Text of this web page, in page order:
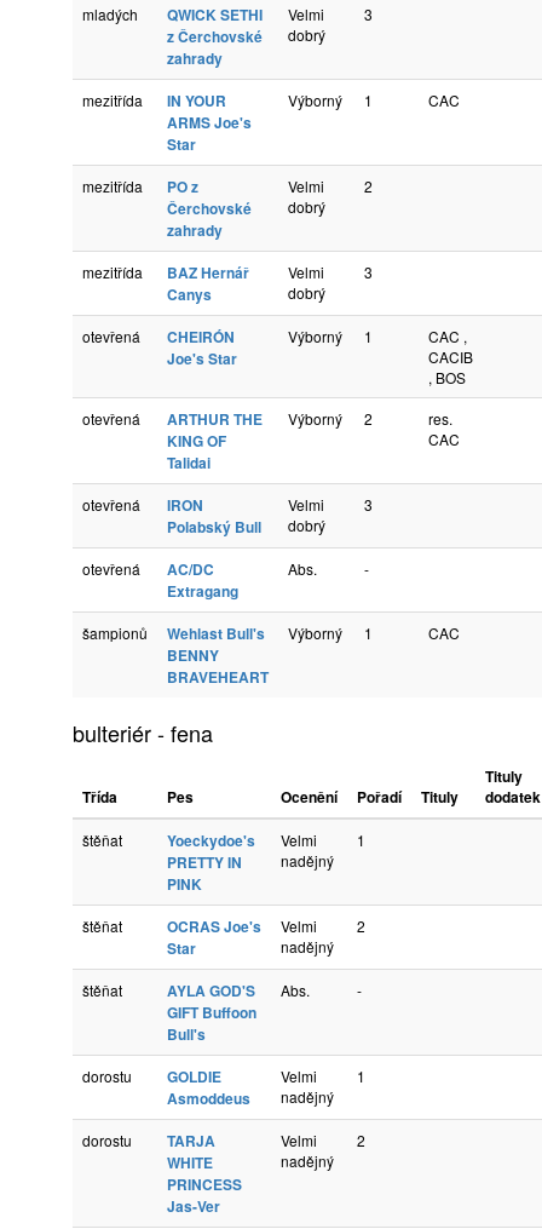
mladých
QWICK SETHI
z Čerchovské
zahrady
Velmi
dobrý
3
mezitřída
IN YOUR
ARMS Joe's
Star
Výborný 1 CAC
mezitřída
PO z
Čerchovské
zahrady
Velmi
dobrý
2
mezitřída
BAZ Hernář
Canys
Velmi
dobrý
3
otevřená
CHEIRÓN
Joe's Star
Výborný 1
CAC ,
CACIB
, BOS
otevřená
ARTHUR THE
KING OF
Talidai
Výborný 2
res.
CAC
otevřená
IRON
Polabský Bull
Velmi
dobrý
3
otevřená
AC/DC
Extragang
Abs. -
šampionů
Wehlast Bull's
BENNY
BRAVEHEART
Výborný 1 CAC
bulteriér - fena
Třída Pes Ocenění Pořadí Tituly
Tituly
dodatek
štěňat
Yoeckydoe's
PRETTY IN
PINK
Velmi
nadějný
1
štěňat
OCRAS Joe's
Star
Velmi
nadějný
2
štěňat
AYLA GOD'S
GIFT Buffoon
Bull's
Abs. -
dorostu
GOLDIE
Asmoddeus
Velmi
nadějný
1
dorostu
TARJA
WHITE
PRINCESS
Jas-Ver
Velmi
nadějný
2